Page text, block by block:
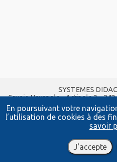
En poursuivant votre
l’utilisation de cookies à des
savoir
J'accepte
SYSTEMES
Savoie Hexapole - Actipole 3 -
VIVIERS
Tel : 04 56 42 80 70|
systemes-